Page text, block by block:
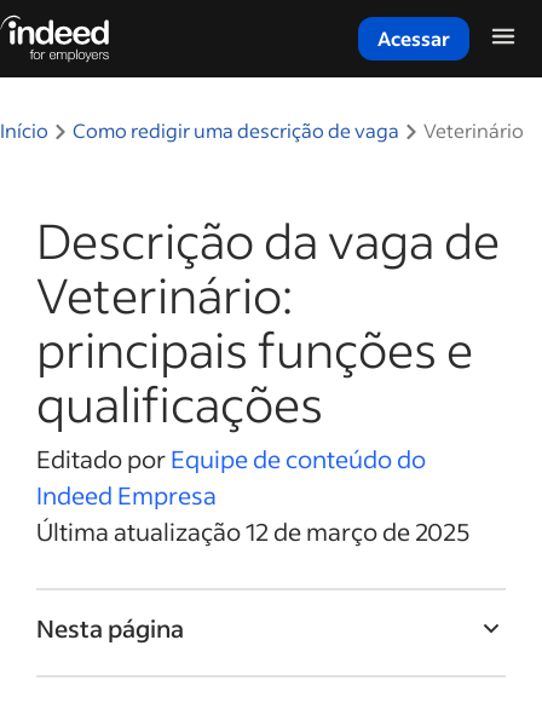
Acessar
Início
Como redigir uma descrição de vaga Veterinário
Descrição da vaga de
Veterinário:
principais funções e
qualificações
Editado porEquipe de conteúdo do
Indeed Empresa
Última atualização 12 de março de 2025
Nesta página